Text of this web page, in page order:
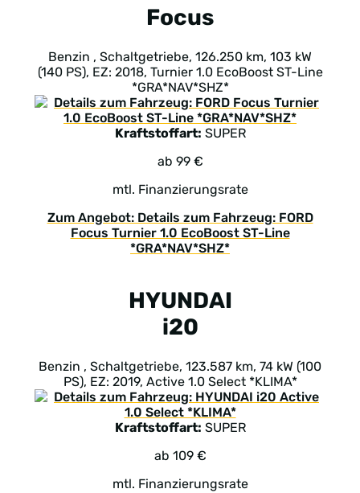
Focus
Benzin , Schaltgetriebe, 126.250 km, 103 kW
(140 PS), EZ: 2018, Turnier 1.0 EcoBoost ST-Line
*GRA*NAV*SHZ*
Kraftstoffart: SUPER
ab 99 €
mtl. Finanzierungsrate
Zum Angebot: Details zum Fahrzeug: FORD
Focus Turnier 1.0 EcoBoost ST-Line
*GRA*NAV*SHZ*
HYUNDAI
i20
Benzin , Schaltgetriebe, 123.587 km, 74 kW (100
PS), EZ: 2019, Active 1.0 Select *KLIMA*
Kraftstoffart: SUPER
ab 109 €
mtl. Finanzierungsrate